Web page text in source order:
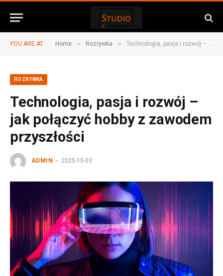
YOU ARE AT: Home » Rozrywka » Technologia, pasja i rozwój – jak połączyć hobby z zawodem przyszłości
ROZRYWKA
Technologia, pasja i rozwój –
jak połączyć hobby z zawodem
przyszłości
ADMIN 2025-10-03